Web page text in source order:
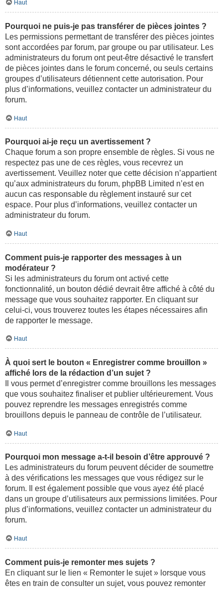
Haut
Pourquoi ne puis-je pas transférer de pièces jointes ?
Les permissions permettant de transférer des pièces jointes
sont accordées par forum, par groupe ou par utilisateur. Les
administrateurs du forum ont peut-être désactivé le transfert
de pièces jointes dans le forum concerné, ou seuls certains
groupes d’utilisateurs détiennent cette autorisation. Pour
plus d’informations, veuillez contacter un administrateur du
forum.
Haut
Pourquoi ai-je reçu un avertissement ?
Chaque forum a son propre ensemble de règles. Si vous ne
respectez pas une de ces règles, vous recevrez un
avertissement. Veuillez noter que cette décision n’appartient
qu’aux administrateurs du forum, phpBB Limited n’est en
aucun cas responsable du règlement instauré sur cet
espace. Pour plus d’informations, veuillez contacter un
administrateur du forum.
Haut
Comment puis-je rapporter des messages à un
modérateur ?
Si les administrateurs du forum ont activé cette
fonctionnalité, un bouton dédié devrait être affiché à côté du
message que vous souhaitez rapporter. En cliquant sur
celui-ci, vous trouverez toutes les étapes nécessaires afin
de rapporter le message.
Haut
À quoi sert le bouton « Enregistrer comme brouillon »
affiché lors de la rédaction d’un sujet ?
Il vous permet d’enregistrer comme brouillons les messages
que vous souhaitez finaliser et publier ultérieurement. Vous
pouvez reprendre les messages enregistrés comme
brouillons depuis le panneau de contrôle de l’utilisateur.
Haut
Pourquoi mon message a-t-il besoin d’être approuvé ?
Les administrateurs du forum peuvent décider de soumettre
à des vérifications les messages que vous rédigez sur le
forum. Il est également possible que vous ayez été placé
dans un groupe d’utilisateurs aux permissions limitées. Pour
plus d’informations, veuillez contacter un administrateur du
forum.
Haut
Comment puis-je remonter mes sujets ?
En cliquant sur le lien « Remonter le sujet » lorsque vous
êtes en train de consulter un sujet, vous pouvez remonter